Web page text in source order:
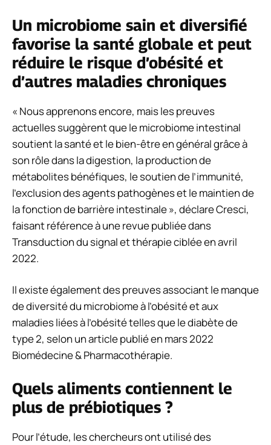
Un microbiome sain et diversifié
favorise la santé globale et peut
réduire le risque d’obésité et
d’autres maladies chroniques
« Nous apprenons encore, mais les preuves
actuelles suggèrent que le microbiome intestinal
soutient la santé et le bien-être en général grâce à
son rôle dans la digestion, la production de
métabolites bénéfiques, le soutien de l’immunité,
l’exclusion des agents pathogènes et le maintien de
la fonction de barrière intestinale », déclare Cresci,
faisant référence à une revue publiée dans
Transduction du signal et thérapie cibléeen avril
2022.
Il existe également des preuves associant le manque
de diversité du microbiome à l’obésité et aux
maladies liées à l’obésité telles que le diabète de
type 2, selon un article publié en mars 2022
Biomédecine & Pharmacothérapie.
Quels aliments contiennent le
plus de prébiotiques ?
Pour l’étude, les chercheurs ont utilisé des